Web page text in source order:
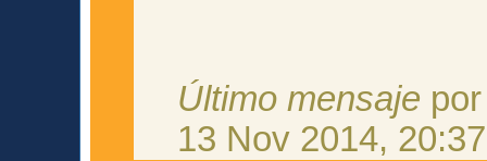
Último mensaje
13 Nov 2014, 20:37